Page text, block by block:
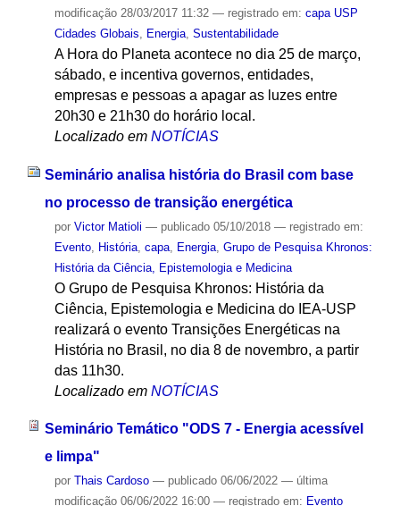
modificação28/03/2017 11:32 — registrado em: capa USP
Cidades Globais
Energia, Sustentabilidade
A Hora do Planeta acontece no dia 25 de março,
sábado, e incentiva governos, entidades,
empresas e pessoas a apagar as luzes entre
20h30 e 21h30 do horário local.
Localizado em NOTÍCIAS
Seminário analisa história do Brasil com base
no processo de transição energética
por Victor Matioli — publicado05/10/2018 — registrado em:
Evento, História, capa, Energia, Grupo de Pesquisa Khronos:
História da Ciência, Epistemologia e Medicina
O Grupo de Pesquisa Khronos: História da
Ciência, Epistemologia e Medicina do IEA-USP
realizará o evento Transições Energéticas na
História no Brasil, no dia 8 de novembro, a partir
das 11h30.
Localizado em NOTÍCIAS
Seminário Temático "ODS 7 - Energia acessível
e limpa"
por Thais Cardoso — publicado06/06/2022 — última
modificação06/06/2022 16:00 — registrado em: Evento